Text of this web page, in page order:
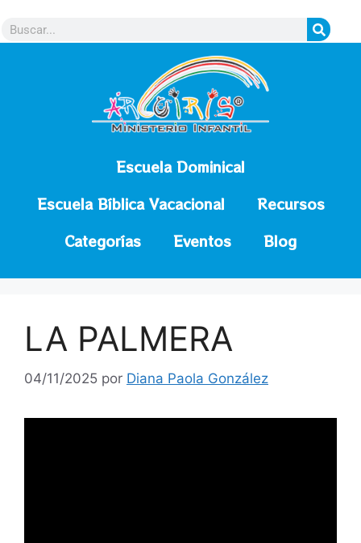
Escuela Dominical
Escuela Bíblica Vacacional
Recursos
Categorías
Eventos Blog
LA PALMERA
04/11/2025 por Diana Paola González